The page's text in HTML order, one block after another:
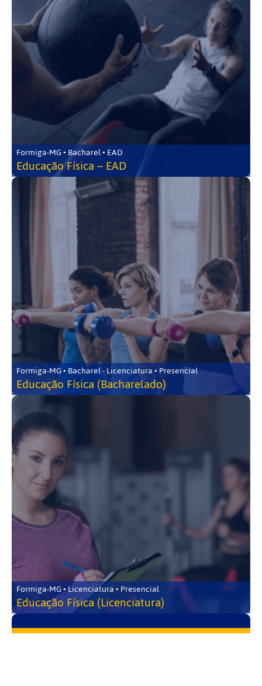
Formiga-MG • Bacharel • EAD
Educação Física – EAD
Formiga-MG • Bacharel - Licenciatura • Presencial
Educação Física (Bacharelado)
Formiga-MG • Licenciatura • Presencial
Educação Física (Licenciatura)